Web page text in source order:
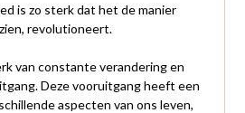
is zo sterk dat het de manier
revolutioneert.
van constante verandering en
Deze vooruitgang heeft een
aspecten van ons leven,